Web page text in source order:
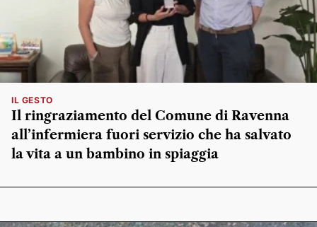
IL GESTO
Il ringraziamento del Comune di Ravenna
all’infermiera fuori servizio che ha salvato
la vita a un bambino in spiaggia